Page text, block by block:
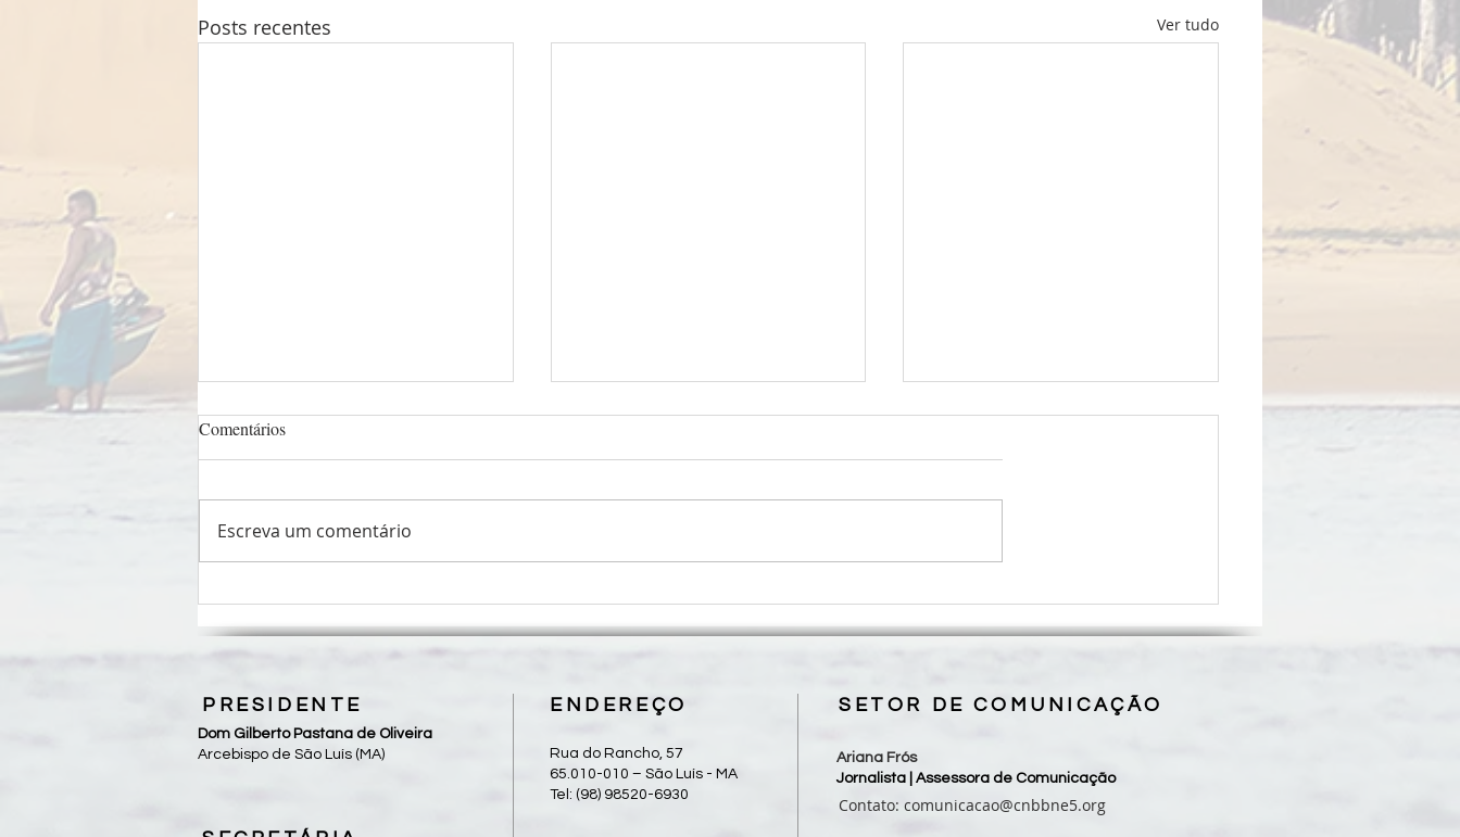
Posts recentes Ver tudo
realiza show em São Luís, neste
sábado (25/10)
de Pe. João Mohana” chega ao
Teatro Arthur Azevedo com
diocese de Grajaú recebe seu 6º
Comentários
Escreva um comentário
PRESIDENTE
Dom Gilberto Pastana de Oliveira
Arcebispo de São Luís (MA)
ENDEREÇO
Rua do Rancho, 57
65.010-010 – São Luís - MA
Tel: (98) 98520-6930
SETOR DE COMUNICAÇÃO
Contato: comunicacao@cnbbne5.org
Ariana Frós
Jornalista | Assessora de Comunicação